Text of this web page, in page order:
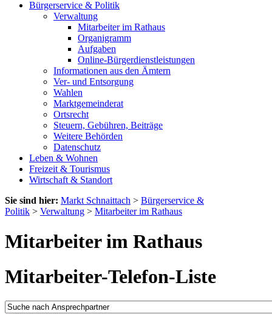
Bürgerservice & Politik
Verwaltung
Mitarbeiter im Rathaus
Organigramm
Aufgaben
Online-Bürgerdienstleistungen
Informationen aus den Ämtern
Ver- und Entsorgung
Wahlen
Marktgemeinderat
Ortsrecht
Steuern, Gebühren, Beiträge
Weitere Behörden
Datenschutz
Leben & Wohnen
Freizeit & Tourismus
Wirtschaft & Standort
Sie sind hier: Markt Schnaittach > Bürgerservice &
Politik > Verwaltung > Mitarbeiter im Rathaus
Mitarbeiter im Rathaus
Mitarbeiter-Telefon-Liste